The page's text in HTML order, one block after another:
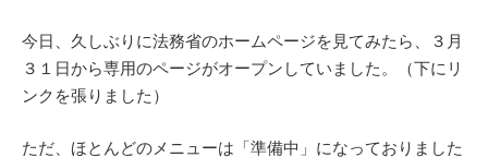
今日、久しぶりに法務省のホームページを見てみたら、３月
３１日から専用のページがオープンしていました。（下にリ
ンクを張りました）
ただ、ほとんどのメニューは「準備中」になっておりました